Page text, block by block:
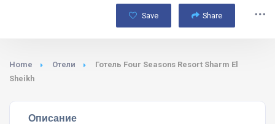
Save Share
Home Отели
Готель Four Seasons Resort Sharm El
Sheikh
Описание